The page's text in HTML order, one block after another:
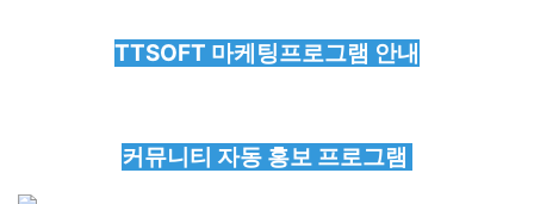
TTSOFT 마케팅프로그램 안내
커뮤니티 자동 홍보 프로그램